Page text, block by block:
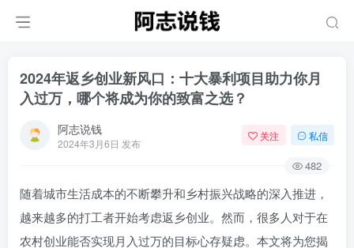
2024年返乡创业新风口：十大暴利项目助力你月
入过万，哪个将成为你的致富之选？
阿志说钱
2024年3月6日 发布
关注 私信
482
随着城市生活成本的不断攀升和乡村振兴战略的深入推进，
越来越多的打工者开始考虑返乡创业。然而，很多人对于在
农村创业能否实现月入过万的目标心存疑虑。本文将为您揭